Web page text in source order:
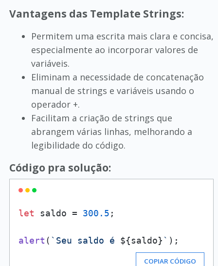
Vantagens das Template Strings:
Permitem uma escrita mais clara e concisa,
especialmente ao incorporar valores de
variáveis.
Eliminam a necessidade de concatenação
manual de strings e variáveis usando o
operador +.
Facilitam a criação de strings que
abrangem várias linhas, melhorando a
legibilidade do código.
Código pra solução:
let saldo = 300.5 ;
alert ( `Seu saldo é ${saldo}`
COPIAR CÓDIGO